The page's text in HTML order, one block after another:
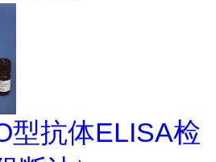
型抗体ELISA检